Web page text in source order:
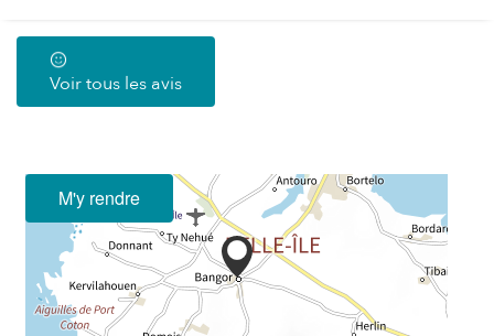
Voir tous les avis
M'y rendre